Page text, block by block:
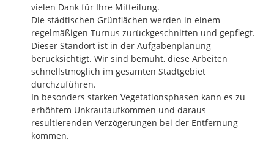
vielen Dank für Ihre Mitteilung.
Die städtischen Grünflächen werden in einem
regelmäßigen Turnus zurückgeschnitten und gepflegt.
Dieser Standort ist in der Aufgabenplanung
berücksichtigt. Wir sind bemüht, diese Arbeiten
schnellstmöglich im gesamten Stadtgebiet
durchzuführen.
In besonders starken Vegetationsphasen kann es zu
erhöhtem Unkrautaufkommen und daraus
resultierenden Verzögerungen bei der Entfernung
kommen.